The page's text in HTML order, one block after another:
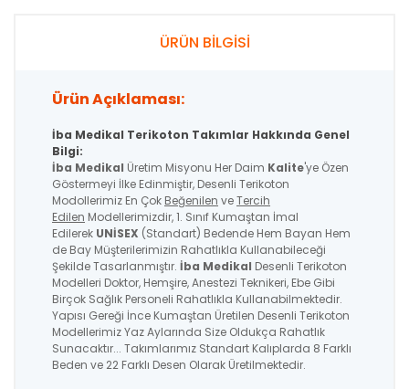
ÜRÜN BİLGİSİ
Ürün Açıklaması:
İba Medikal Terikoton Takımlar Hakkında Genel
Bilgi:
İba Medikal Üretim Misyonu Her Daim Kalite'ye Özen
Göstermeyi İlke Edinmiştir, Desenli Terikoton
Modollerimiz En Çok Beğenilen veTercih
Edilen Modellerimizdir, 1. Sınıf Kumaştan İmal
Edilerek UNİSEX (Standart) Bedende Hem Bayan Hem
de Bay Müşterilerimizin Rahatlıkla Kullanabileceği
Şekilde Tasarlanmıştır. İba Medikal Desenli Terikoton
Modelleri Doktor, Hemşire, Anestezi Teknikeri, Ebe Gibi
Birçok Sağlık Personeli Rahatlıkla Kullanabilmektedir.
Yapısı Gereği İnce Kumaştan Üretilen Desenli Terikoton
Modellerimiz Yaz Aylarında Size Oldukça Rahatlık
Sunacaktır... Takımlarımız Standart Kalıplarda 8 Farklı
Beden ve 22 Farklı Desen Olarak Üretilmektedir.